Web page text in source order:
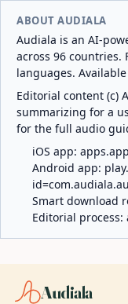
ABOUT AUDIALA
Audiala is an AI-
across 96 countries.
languages.
Editorial content (c)
summarizing for a
for the full audio
iOS app:
Android app:
Smart download
Editorial process:
Audiala